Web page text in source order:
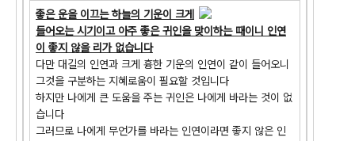
좋은 운을 이끄는 하늘의 기운이 크게
들어오는 시기이고 아주 좋은 귀인을 맞이하는 때이니 인연
이 좋지 않을 리가 없습니다
다만 대길의 인연과 크게 흉한 기운의 인연이 같이 들어오니
그것을 구분하는 지혜로움이 필요할 것입니다
하지만 나에게 큰 도움을 주는 귀인은 나에게 바라는 것이 없
습니다
그러므로 나에게 무언가를 바라는 인연이라면 좋지 않은 인